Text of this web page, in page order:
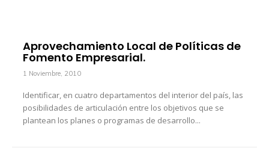
Aprovechamiento Local de Políticas de
Fomento Empresarial.
1 Noviembre, 2010
Identificar, en cuatro departamentos del interior del país, las
posibilidades de articulación entre los objetivos que se
plantean los planes o programas de desarrollo...